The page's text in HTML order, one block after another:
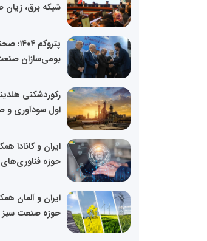
شبکه برق، زیان
پتروکم
بومی‌سازان
رکوردشکنی
اول سودآوری و
ایران و کانادا
حوزه
ایران و آلمان
حوزه صنعت سبز